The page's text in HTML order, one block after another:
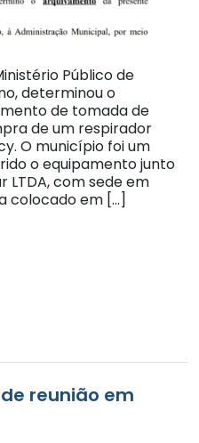
Público de
determinou o
de tomada de
de um respirador
O município foi um
o equipamento junto
LTDA, com sede em
colocado em […]
reunião em